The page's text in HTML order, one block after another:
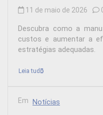
11 de maio de 2026
Descubra como a
custos e aumentar a
estratégias adequadas.
Leia tudo
Em Notícias